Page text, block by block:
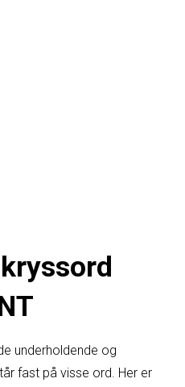
underholdende og
fast på visse ord. Her er